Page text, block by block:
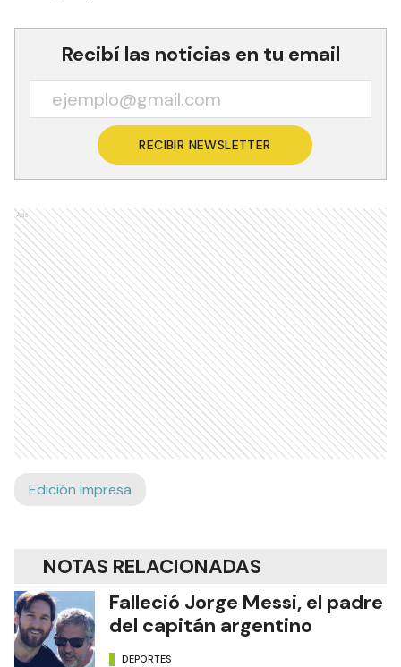
Recibí las noticias en tu email
RECIBIR NEWSLETTER
Ads
Edición Impresa
NOTAS RELACIONADAS
Falleció Jorge Messi, el padre
del capitán argentino
DEPORTES